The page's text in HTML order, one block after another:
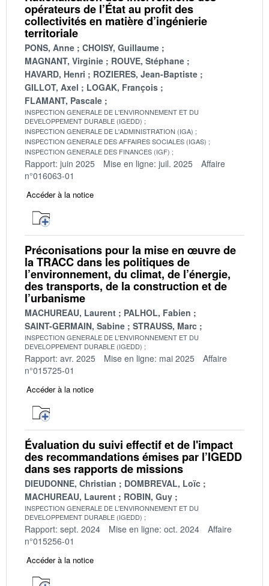
opérateurs de l’État au profit des
collectivités en matière d’ingénierie
territoriale
PONS, Anne
CHOISY, Guillaume
MAGNANT, Virginie
ROUVE, Stéphane
HAVARD, Henri
ROZIERES, Jean-Baptiste
GILLOT, Axel
LOGAK, François
FLAMANT, Pascale
INSPECTION GENERALE DE L'ENVIRONNEMENT ET DU
DEVELOPPEMENT DURABLE (IGEDD)
INSPECTION GENERALE DE L'ADMINISTRATION (IGA)
INSPECTION GENERALE DES AFFAIRES SOCIALES (IGAS)
INSPECTION GENERALE DES FINANCES (IGF)
Rapport: juin 2025 Mise en ligne: juil. 2025
Affaire
n°016063-01
Accéder à la notice
Préconisations pour la mise en œuvre de
la TRACC dans les politiques de
l’environnement, du climat, de l’énergie,
des transports, de la construction et de
l’urbanisme
MACHUREAU, Laurent
PALHOL, Fabien
SAINT-GERMAIN, Sabine
STRAUSS, Marc
INSPECTION GENERALE DE L'ENVIRONNEMENT ET DU
DEVELOPPEMENT DURABLE (IGEDD)
Rapport: avr. 2025 Mise en ligne: mai 2025
Affaire
n°015725-01
Accéder à la notice
Évaluation du suivi effectif et de l'impact
des recommandations émises par l’IGEDD
dans ses rapports de missions
DIEUDONNE, Christian
DOMBREVAL, Loïc
MACHUREAU, Laurent
ROBIN, Guy
INSPECTION GENERALE DE L'ENVIRONNEMENT ET DU
DEVELOPPEMENT DURABLE (IGEDD)
Rapport: sept. 2024 Mise en ligne: oct. 2024
Affaire
n°015256-01
Accéder à la notice